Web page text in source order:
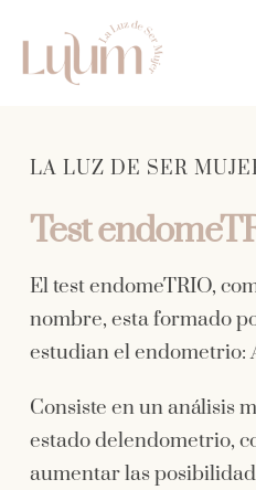
content
Tarifas
Regala
LA LUZ DE SER
Test
El test endomeTRIO,
nombre, esta formado
estudian el endometrio:
Consiste en un análisis
estado delendometrio,
aumentar las